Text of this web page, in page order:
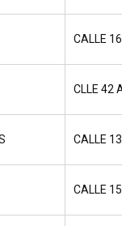
CALLE
CLLE 42
CALLE
CALLE